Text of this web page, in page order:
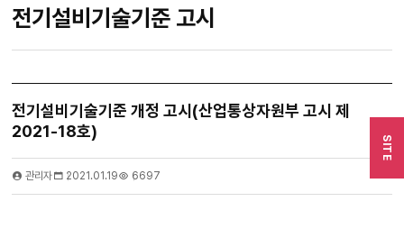
SITE
전기설비기술기준 고시
전기설비기술기준 개정 고시(산업통상자원부 고시 제
2021-18호)
관리자 2021.01.19 6697